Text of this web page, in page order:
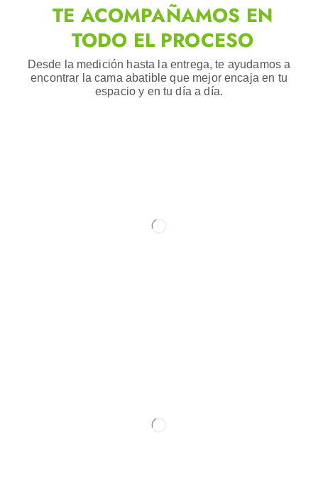
TE ACOMPAÑAMOS EN
TODO EL PROCESO
Desde la medición hasta la entrega, te ayudamos a
encontrar la cama abatible que mejor encaja en tu
espacio y en tu día a día.